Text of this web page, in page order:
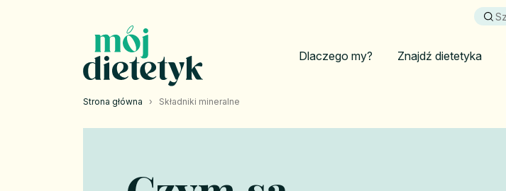
Dlaczego my? Znajdź dietetyka
Strona główna › Składniki mineralne